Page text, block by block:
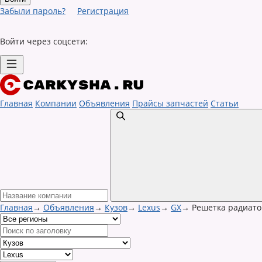
Забыли пароль? Регистрация
Войти через соцсети:
Главная Компании Объявления Прайсы запчастей Статьи
Главная→ Объявления→ Кузов→ Lexus→ GX→ Решетка